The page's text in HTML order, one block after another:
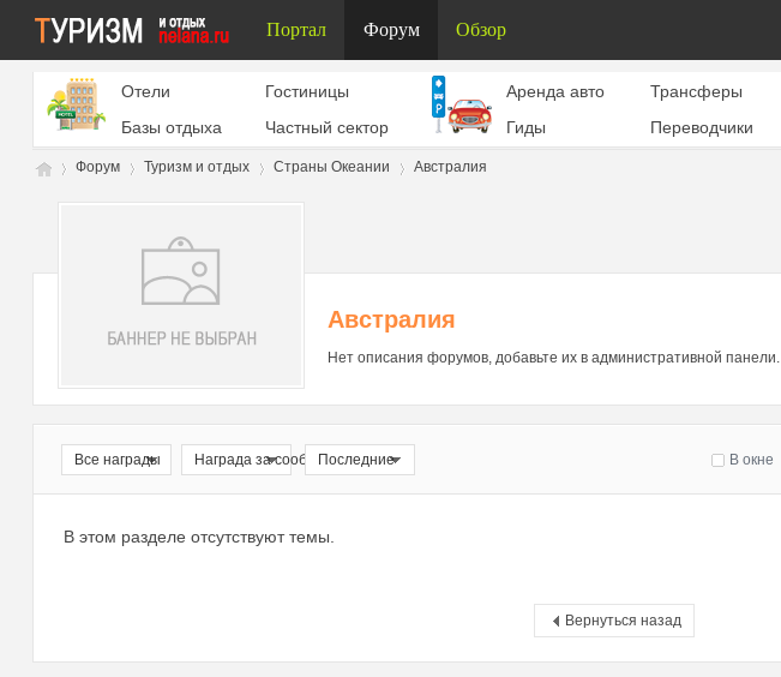
Портал Форум Обзор
Отели
Гостиницы
Базы отдыха
Частный сектор
Aренда авто
Трансферы
Гиды
Переводчики
Ту »
Форум Туризм и отдых Страны Океании
›
Австралия
Австралия
Нет описания форумов, добавьте их в административной панели.
В окне
Все награды Награда за сообщениеПоследние
В этом разделе отсутствуют темы.
Вернуться назад